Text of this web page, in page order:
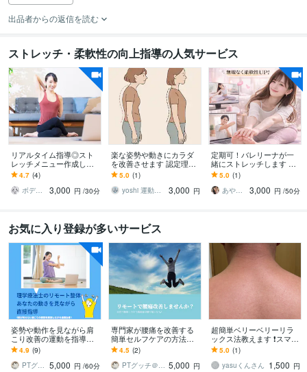
出品者からの返信を読む
ストレッチ・柔軟性の向上指導の人気サービス
リアルタイム指導◎スト
レッチメニュー作成しま
す ビデオ通話でストレッ
チ指導＆フォームチェッ
ク
4.7 (4)
ボディトレーナーSHIORI
3,000 円 /30分
楽な姿勢や動きにカラダ
を改善させます 認定理学
療法士が指導する、正常
なカラダの使い方と姿勢
改善
5.0 (1)
yoshi 運動器認定理学療法士
3,000 円
定期可！バレリーナが一
緒にストレッチします 体
が硬い方・運動不足の
方・バレエ初心者の方向
け柔軟レッスン
5.0 (1)
あやの部屋♥
3,000 円 /50分
お気に入り登録が多いサービス
姿勢や動作を見ながら肩
こり改善の運動を指導し
ます あなた固有の動作の
クセやぶり返す肩こりの
原因を直接見て改善
4.9 (9)
PTグッチ＠道産子肩こりコンサルタント 5,000 円 /60分
専門家が腰痛を改善する
簡単セルフケアの方法教
えます 誰でもできる簡単
な体操で辛い腰痛を改
善！長年の腰痛がある人
4.5 (2)
PTグッチ＠道産子肩こりコンサルタント 5,000 円
超簡単ベリーベリーリラ
ックス法教えます ❗️スマフ
ォ首、ストレートネッ
ク、緩めます‼️
5.0 (1)
yasuくんさん 1,500 円